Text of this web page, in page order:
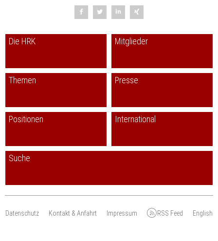
Die HRK Mitglieder
Themen Presse
Positionen International
Suche
Datenschutz Kontakt & Anfahrt Impressum RSS Feed English